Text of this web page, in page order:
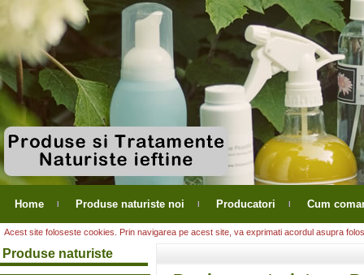
Home Produse naturiste noi Producatori Cum
Acest site foloseste cookies. Prin navigarea pe acest site, va exprimati acordul asupra
Produse naturiste